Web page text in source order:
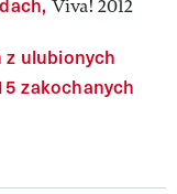
Viva! 2012
z ulubionych
zakochanych